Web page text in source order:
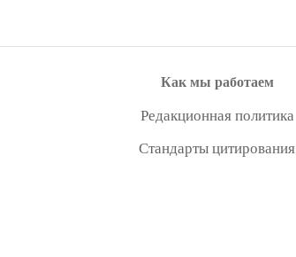
Как мы работаем
Редакционная политика
Стандарты цитирования